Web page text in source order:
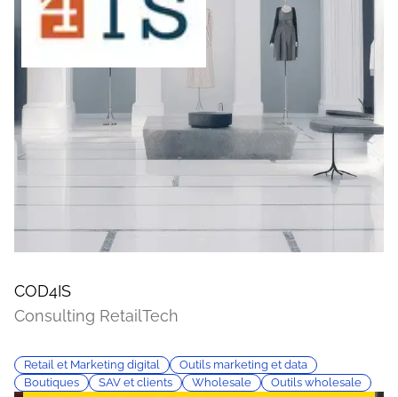
COD4IS
Consulting RetailTech
Retail et Marketing digital
Outils marketing et data
Boutiques
SAV et clients Wholesale Outils wholesale